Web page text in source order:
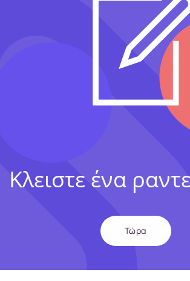
Κλειστε ένα
Τώρα